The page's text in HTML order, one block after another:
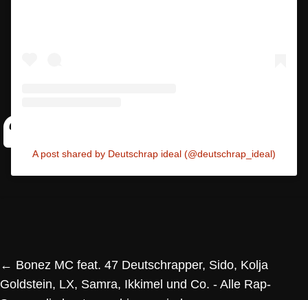
A post shared by Deutschrap ideal (@deutschrap_ideal)
← Bonez MC feat. 47 Deutschrapper, Sido, Kolja
Goldstein, LX, Samra, Ikkimel und Co. - Alle Rap-